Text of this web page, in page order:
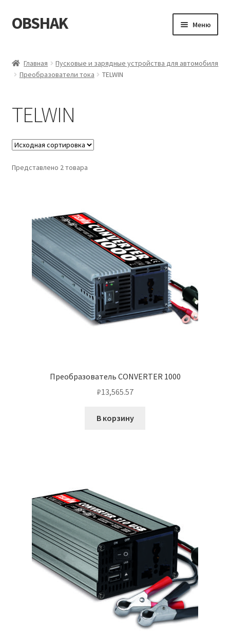
Перейти
к
Перейти
к
OBSHAK Меню
Категории
Пример страницы
Главная
Пусковые и зарядные устройства для автомобиля
Преобразователи тока
TELWIN
TELWIN
Представлено 2 товара
Преобразователь CONVERTER 1000
₽13,565.57
В корзину